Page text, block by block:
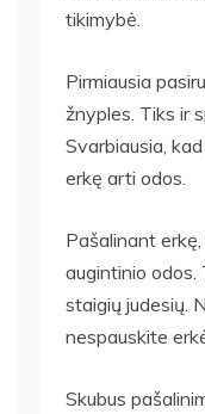
tikimybė.
Pirmiausia
žnyples. Tiks ir
Svarbiausia,
erkę arti odos.
Pašalinant
augintinio odos.
staigių judesių.
nespauskite
Skubus